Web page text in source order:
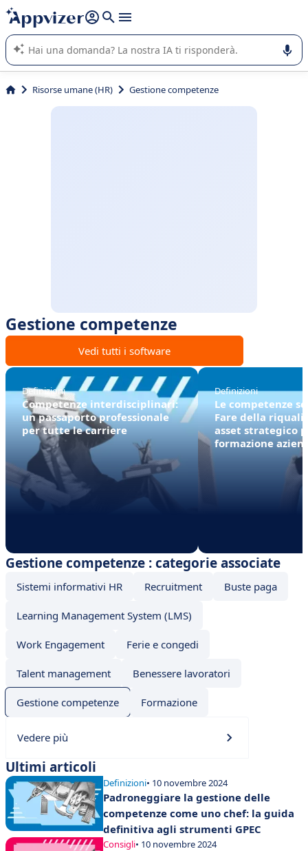
righe con
shift + enter
L'IA di Appvizer vi guida nell'utilizzo o nella scelta di un
software SaaS per la vostra azienda.
Risorse umane (HR) Gestione competenze
Gestione competenze
Vedi tutti i software
Definizioni
Competenze interdisciplinari:
un passaporto professionale
per tutte le carriere
Definizioni
Le competenze
Fare della
asset strategico
formazione
Gestione competenze : categorie associate
Sistemi informativi HR Recruitment Buste paga
Learning Management System (LMS)
Work Engagement Ferie e congedi
Talent management Benessere lavoratori
Gestione competenze Formazione
Vedere più
Ultimi articoli
Definizioni• 10 novembre 2024
Padroneggiare la gestione delle
competenze come uno chef: la guida
definitiva agli strumenti GPEC
Consigli• 10 novembre 2024